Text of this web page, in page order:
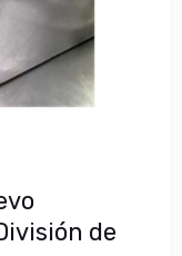
de